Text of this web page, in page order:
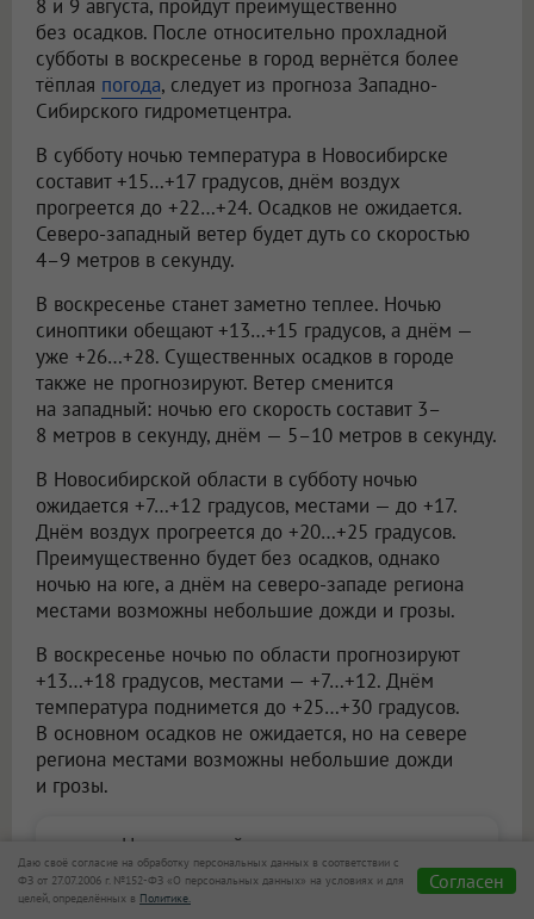
Фото: Om1.ru
В Новосибирске предстоящие выходные,
8 и 9 августа, пройдут преимущественно
без осадков. После относительно прохладной
субботы в воскресенье в город вернётся более
тёплаяпогода, следует из прогноза Западно-
Сибирского гидрометцентра.
В субботу ночью температура в Новосибирске
составит +15…+17 градусов, днём воздух
прогреется до +22…+24. Осадков не ожидается.
Северо-западный ветер будет дуть со скоростью
4–9 метров в секунду.
В воскресенье станет заметно теплее. Ночью
синоптики обещают +13…+15 градусов, а днём —
уже +26…+28. Существенных осадков в городе
также не прогнозируют. Ветер сменится
на западный: ночью его скорость составит 3–
8 метров в секунду, днём — 5–10 метров в секунду.
В Новосибирской области в субботу ночью
ожидается +7…+12 градусов, местами — до +17.
Днём воздух прогреется до +20…+25 градусов.
Преимущественно будет без осадков, однако
местами возможны небольшие дожди и грозы.
В воскресенье ночью по области прогнозируют
Даю своё согласие на обработку персональных данных в соответствии с
ФЗ от 27.07.2006 г. №152-ФЗ «О персональных данных» на условиях и для
целей, определённых в Политике.
Согласен